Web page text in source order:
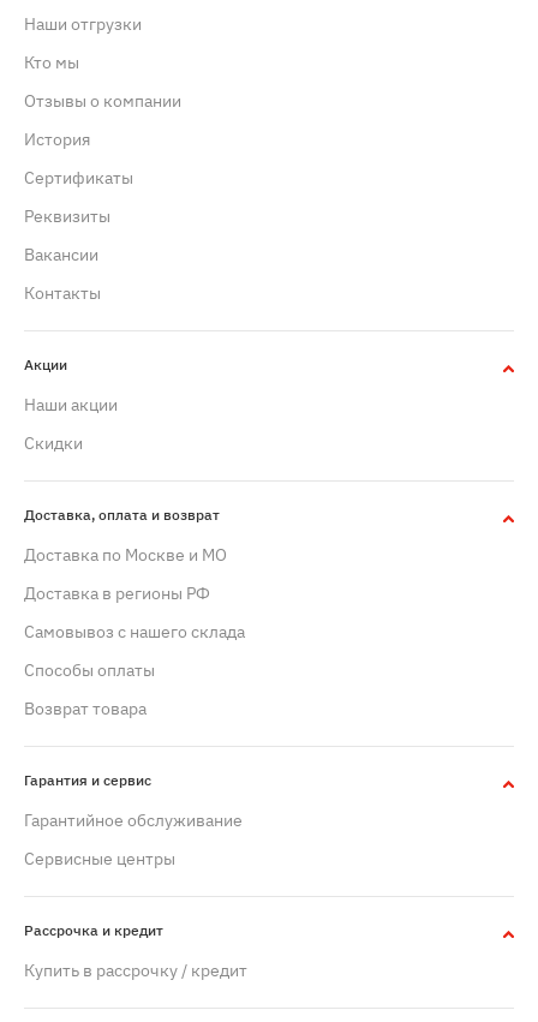
Наши отгрузки
Кто мы
Отзывы о компании
История
Сертификаты
Реквизиты
Вакансии
Контакты
Акции
Наши акции
Скидки
Доставка, оплата и возврат
Доставка по Москве и МО
Доставка в регионы РФ
Самовывоз с нашего склада
Способы оплаты
Возврат товара
Гарантия и сервис
Гарантийное обслуживание
Сервисные центры
Рассрочка и кредит
Купить в рассрочку / кредит